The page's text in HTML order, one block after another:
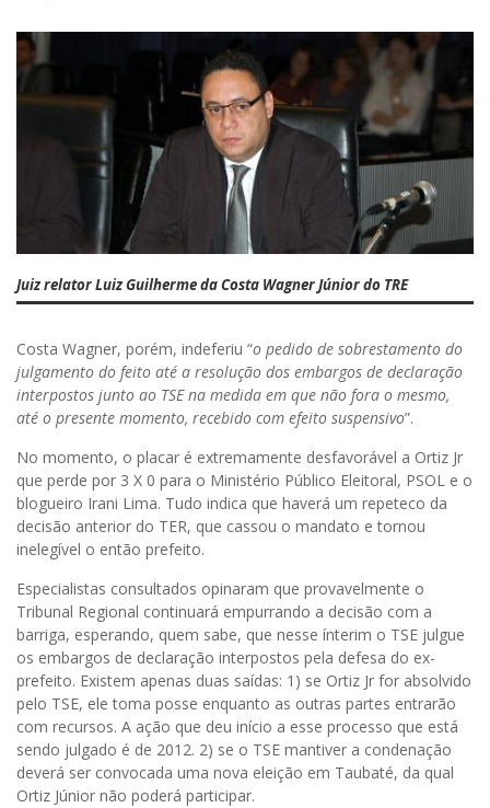
Juiz relator Luiz Guilherme da Costa Wagner Júnior do TRE
Costa Wagner, porém, indeferiu “o pedido de sobrestamento do
julgamento do feito até a resolução dos embargos de declaração
interpostos junto ao TSE na medida em que não fora o mesmo,
até o presente momento, recebido com efeito suspensivo”.
No momento, o placar é extremamente desfavorável a Ortiz Jr
que perde por 3 X 0 para o Ministério Público Eleitoral, PSOL e o
blogueiro Irani Lima. Tudo indica que haverá um repeteco da
decisão anterior do TER, que cassou o mandato e tornou
inelegível o então prefeito.
Especialistas consultados opinaram que provavelmente o
Tribunal Regional continuará empurrando a decisão com a
barriga, esperando, quem sabe, que nesse ínterim o TSE julgue
os embargos de declaração interpostos pela defesa do ex-
prefeito. Existem apenas duas saídas: 1) se Ortiz Jr for absolvido
pelo TSE, ele toma posse enquanto as outras partes entrarão
com recursos. A ação que deu início a esse processo que está
sendo julgado é de 2012. 2) se o TSE mantiver a condenação
deverá ser convocada uma nova eleição em Taubaté, da qual
Ortiz Júnior não poderá participar.